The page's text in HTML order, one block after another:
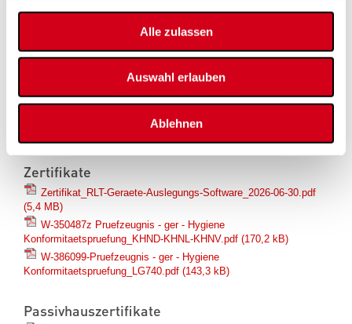
Alle zulassen
Auswahl erlauben
Ablehnen
» LG150A
» LG 150BF
» LG450
» LG 740F
Zertifikate
Zertifikat_RLT-Geraete-Auslegungs-Software_2026-06-30.pdf
(5,4 MB)
W-350487z Pruefzeugnis - ger - Hygiene
Konformitaetspruefung_KHND-KHNL-KHNV.pdf (170,2 kB)
W-386099-Pruefzeugnis - ger - Hygiene
Konformitaetspruefung_LG740.pdf (143,3 kB)
Passivhauszertifikate